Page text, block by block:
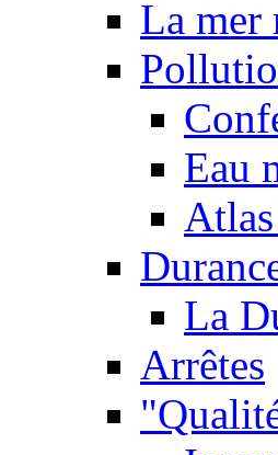
La mer
Eau
La
Arrêtes